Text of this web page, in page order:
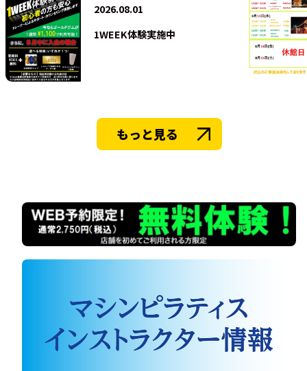
2026.08.01
1WEEK体験実施中
もっと見る